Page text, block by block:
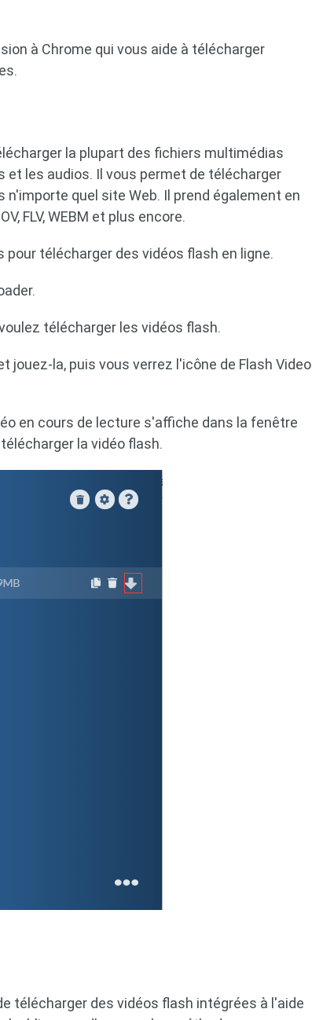
à Chrome qui vous aide à télécharger
la plupart des fichiers multimédias
et les audios. Il vous permet de télécharger
quel site Web. Il prend également en
FLV, WEBM et plus encore.
télécharger des vidéos flash en ligne.
télécharger les vidéos flash.
jouez-la, puis vous verrez l'icône de Flash Video
en cours de lecture s'affiche dans la fenêtre
la vidéo flash.
télécharger des vidéos flash intégrées à l'aide